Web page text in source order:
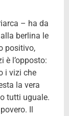
– ha da
berlina le
positivo,
è l’opposto:
i vizi che
la vera
tutti uguale.
Il